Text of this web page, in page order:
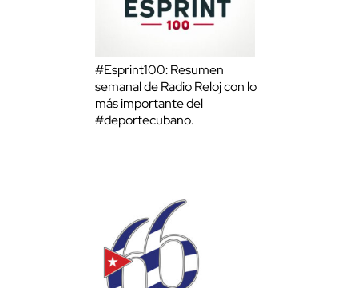
#Esprint100: Resumen
semanal de Radio Reloj con lo
más importante del
#deportecubano.